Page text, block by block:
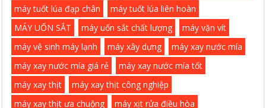
máy tuốt lúa đạp chân
máy tuốt lúa liên hoàn
MÁY UỐN SẮT
máy uốn sắt chất lượng
máy vặn vít
máy vệ sinh máy lạnh
máy xây dựng
máy xay nước mía
máy xay nước mía giá rẻ
máy xay nước mía tốt
máy xay thịt
máy xay thịt công nghiệp
máy xay thịt ưa chuộng
máy xịt rửa điều hòa